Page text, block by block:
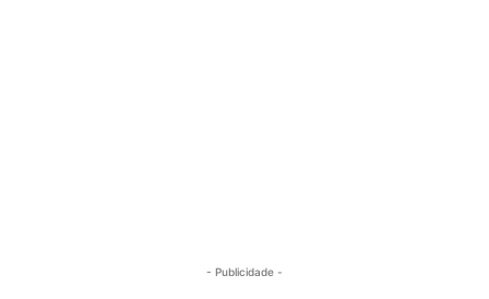
- Publicidade -